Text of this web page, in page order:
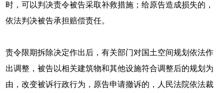
时，可以判决责令被告采取补救措施；给原告造成损失的，
依法判决被告承担赔偿责任。
责令限期拆除决定作出后，有关部门对国土空间规划依法作
出调整，被告以相关建筑物和其他设施符合调整后的规划为
由，改变被诉行政行为，原告申请撤诉的，人民法院依法裁